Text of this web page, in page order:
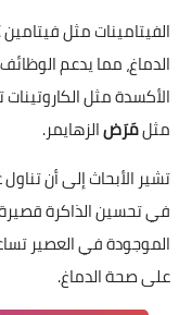
الفيتامينات مثل فيتامين C وE تساعد في
الدماغ، مما يدعم
الأكسدة مثل
مثلمَرَضالزهايمر.
تشير الأبحاث إلى أن
في تحسين الذاكرة قصيرة
الموجودة في العصير
على صحة الدماغ.